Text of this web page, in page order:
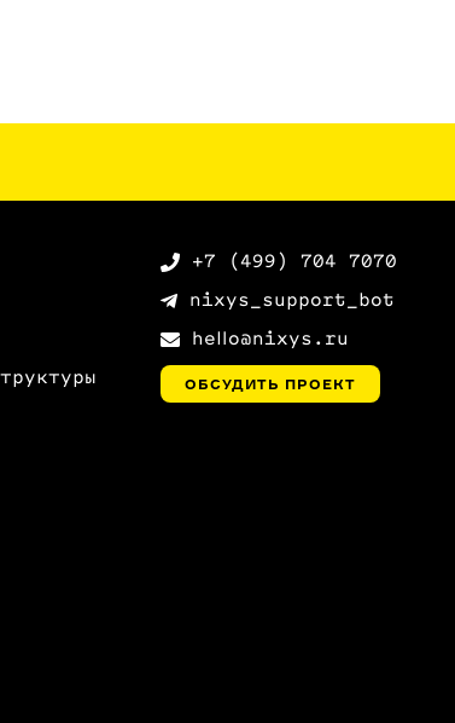
+7 (499) 704 7070
nixys_support_bot
hello@nixys.ru
ОБСУДИТЬ ПРОЕКТ